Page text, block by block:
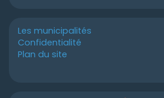
Les municipalités
Confidentialité
Plan du site